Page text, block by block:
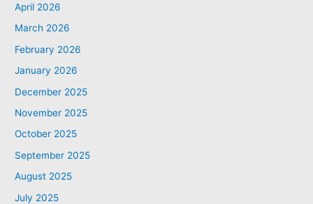
April 2026
March 2026
February 2026
January 2026
December 2025
November 2025
October 2025
September 2025
August 2025
July 2025